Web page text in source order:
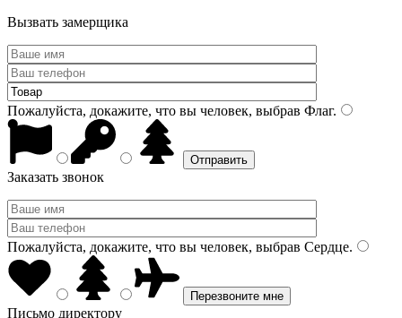
Вызвать замерщика
Пожалуйста, докажите, что вы человек, выбрав Флаг.
Заказать звонок
Пожалуйста, докажите, что вы человек, выбрав Сердце.
Письмо директору